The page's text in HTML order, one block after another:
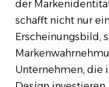
der
schafft nicht nur
Erscheinungsbild,
Unternehmen, die